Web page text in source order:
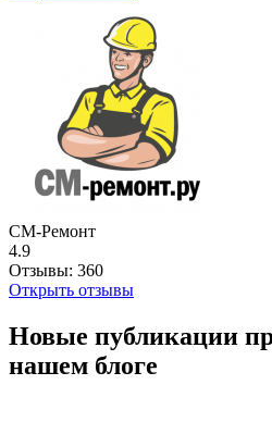
СМ-Ремонт
4.9
Отзывы: 360
Открыть отзывы
Новые публикации
нашем блоге